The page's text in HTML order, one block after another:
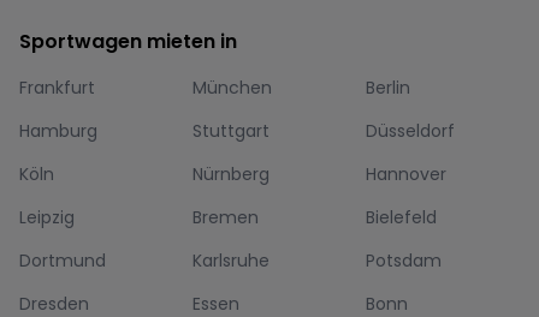
Sportwagen mieten in
Frankfurt München
Berlin
Hamburg
Stuttgart
Düsseldorf
Köln
Nürnberg
Hannover
Leipzig
Bremen
Bielefeld
Dortmund
Karlsruhe
Potsdam
Dresden
Essen
Bonn